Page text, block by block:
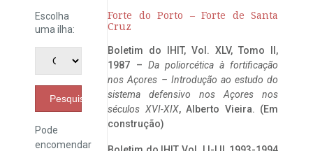
Escolha
uma ilha:
Pesquisar
Pode
encomendar
Forte do Porto – Forte de Santa
Cruz
Boletim do IHIT, Vol. XLV, Tomo II,
1987 – Da poliorcética à fortificação
nos Açores – Introdução ao estudo do
sistema defensivo nos Açores nos
séculos XVI-XIX, Alberto Vieira. (Em
construção)